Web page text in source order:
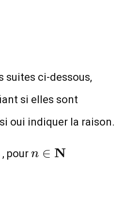
suites ci-dessous,
si elles sont
oui indiquer la raison.
, pour n \in
n ∈ N